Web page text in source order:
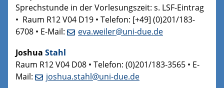
Sprechstunde in der Vorlesungszeit: s. LSF-Eintrag
• Raum R12 V04 D19 • Telefon: [+49] (0)201/183-
6708 • E-Mail:
eva.weiler@uni-due.de
Joshua Stahl
Raum R12 V04 D08 • Telefon: (0)201/183-3565 • E-
Mail:
joshua.stahl@uni-due.de